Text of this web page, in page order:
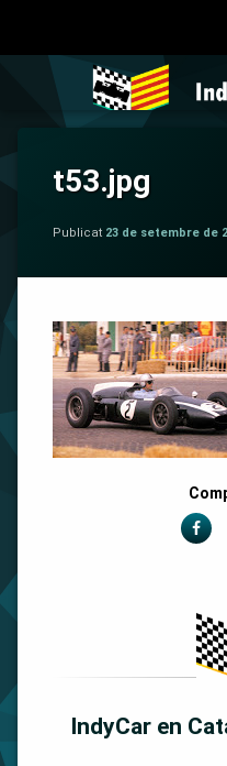
Qui som?
Coneixent la IndyCar
Cròniques
La Pregunta
Sèries
contingut
t53.jpg
Publicat 23 de setembre de
IndyCar en